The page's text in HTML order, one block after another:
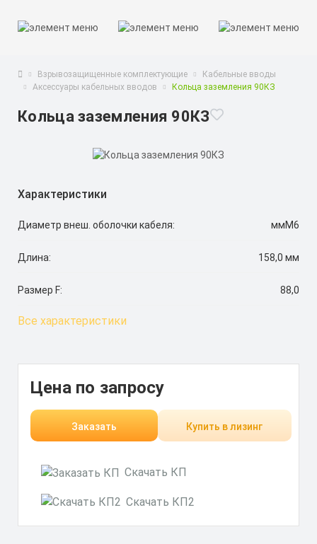
Взрывозащищенные комплектующие
Кабельные вводы
Аксесcуары кабельных вводов
Кольца заземления 90КЗ
Кольца заземления 90КЗ
Характеристики
Диаметр внеш. оболочки кабеля: ммМ6
Длина: 158,0 мм
Размер F: 88,0
Все характеристики
Цена по запросу
Заказать Купить в лизинг
Скачать КП
Скачать КП2